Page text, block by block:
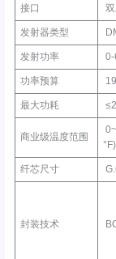
接口
发射器类型
发射功率 0-
功率预算
最大功耗
商业级温度范围
°F)
纤芯尺寸
封装技术